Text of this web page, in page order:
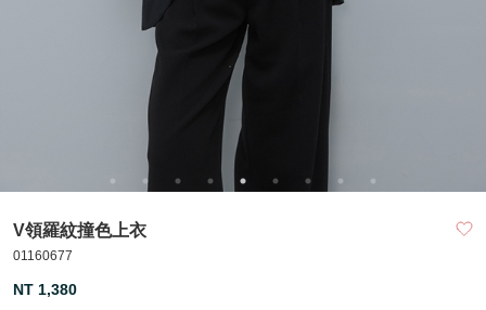
V領羅紋撞色上衣
01160677
NT 1,380